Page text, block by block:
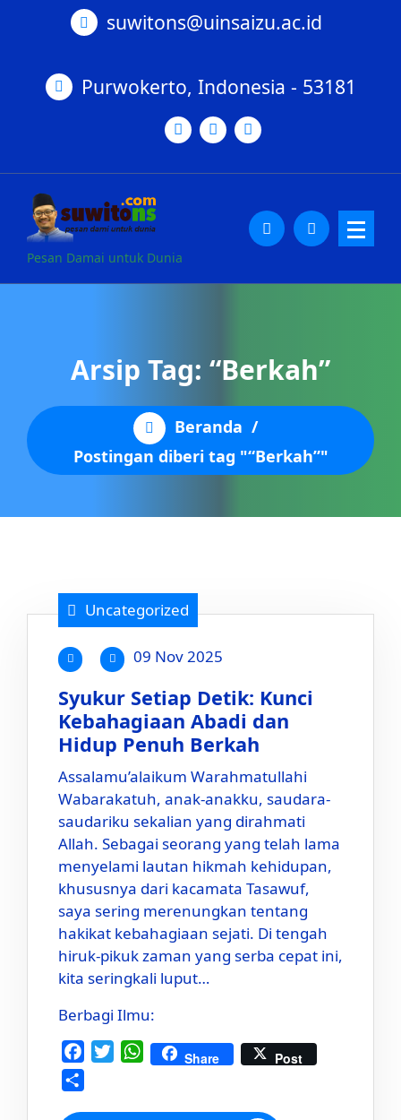
suwitons@uinsaizu.ac.id
Purwokerto, Indonesia - 53181
Pesan Damai untuk Dunia
Arsip Tag: “Berkah”
Beranda /
Postingan diberi tag "“Berkah”"
Uncategorized
09 Nov 2025
Syukur Setiap Detik: Kunci
Kebahagiaan Abadi dan
Hidup Penuh Berkah
Assalamu’alaikum Warahmatullahi
Wabarakatuh, anak-anakku, saudara-
saudariku sekalian yang dirahmati
Allah. Sebagai seorang yang telah lama
menyelami lautan hikmah kehidupan,
khususnya dari kacamata Tasawuf,
saya sering merenungkan tentang
hakikat kebahagiaan sejati. Di tengah
hiruk-pikuk zaman yang serba cepat ini,
kita seringkali luput…
Berbagi Ilmu:
Facebook
TwitterWhatsAppShare Post